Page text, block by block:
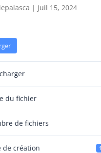
| Juil 15, 2024
du fichier
de fichiers
de création